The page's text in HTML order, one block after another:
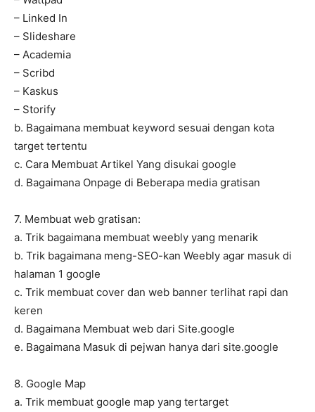
– Linked In
– Slideshare
– Academia
– Scribd
– Kaskus
– Storify
b. Bagaimana membuat keyword sesuai dengan kota
target tertentu
c. Cara Membuat Artikel Yang disukai google
d. Bagaimana Onpage di Beberapa media gratisan
7. Membuat web gratisan:
a. Trik bagaimana membuat weebly yang menarik
b. Trik bagaimana meng-SEO-kan Weebly agar masuk di
halaman 1 google
c. Trik membuat cover dan web banner terlihat rapi dan
keren
d. Bagaimana Membuat web dari Site.google
e. Bagaimana Masuk di pejwan hanya dari site.google
8. Google Map
a. Trik membuat google map yang tertarget